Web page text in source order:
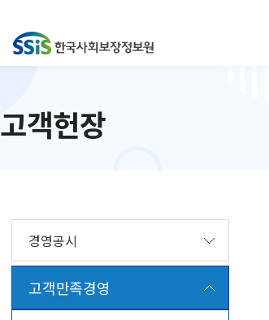
고객헌장
경영공시
고객만족경영